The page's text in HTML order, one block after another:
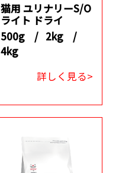
猫用 ユリナリーS/O
ライト ドライ
500g / 2kg /
4kg
詳しく見る>